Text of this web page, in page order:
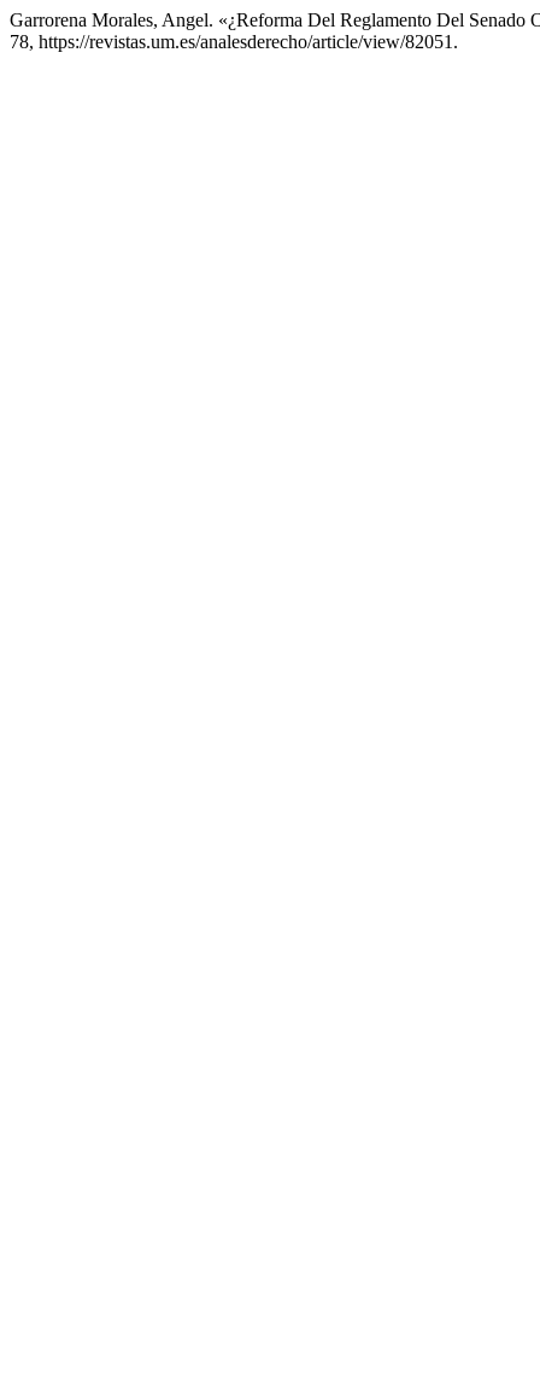
Garrorena Morales, Angel. «¿Reforma Del Reglamento Del Senado
78, https://revistas.um.es/analesderecho/article/view/82051.